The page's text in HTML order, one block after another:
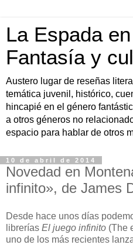
La Espada
Fantasía y
Austero lugar de reseñas
temática juvenil, histórico,
hincapié en el género
a otros géneros no
espacio para hablar de otros
10 de abril de 2014
Novedad en
infinito», de James
Desde hace unos días
librerías El juego infinito (The
uno de los más recientes